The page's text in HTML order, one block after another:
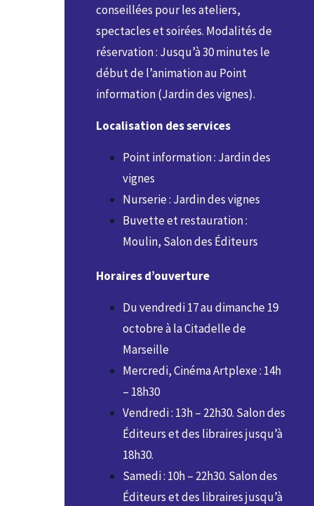
conseillées pour les ateliers,
spectacles et soirées. Modalités de
réservation : Jusqu’à 30 minutes le
début de l’animation au Point
information (Jardin des vignes).
Localisation des services
Point information : Jardin des
vignes
Nurserie : Jardin des vignes
Buvette et restauration :
Moulin, Salon des Éditeurs
Horaires d’ouverture
Du vendredi 17 au dimanche 19
octobre à la Citadelle de
Marseille
Mercredi, Cinéma Artplexe : 14h
– 18h30
Vendredi : 13h – 22h30. Salon des
Éditeurs et des libraires jusqu’à
18h30.
Samedi : 10h – 22h30. Salon des
Éditeurs et des libraires jusqu’à